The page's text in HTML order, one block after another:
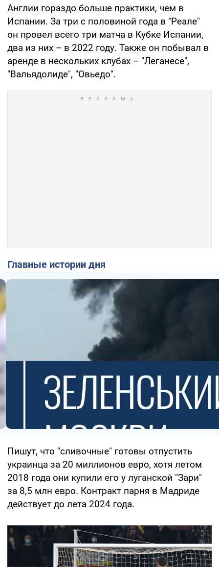
Англии гораздо больше практики, чем в
Испании. За три с половиной года в "Реале"
он провел всего три матча в Кубке Испании,
два из них – в 2022 году. Также он побывал в
аренде в нескольких клубах – "Леганесе",
"Вальядолиде", "Овьедо".
Главные истории дня
Пишут, что "сливочные" готовы отпустить
украинца за 20 миллионов евро, хотя летом
2018 года они купили его у луганской "Зари"
за 8,5 млн евро. Контракт парня в Мадриде
действует до лета 2024 года.